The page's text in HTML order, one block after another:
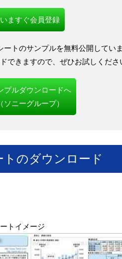
いますぐ会員登録
トのサンプルを無料公開していま
できますので、ぜひお試しくださ
プルダウンロードへ
（ソニーグループ）
のダウンロード
トイメージ